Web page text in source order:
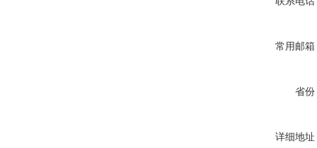
常用邮箱
省份
详细地址